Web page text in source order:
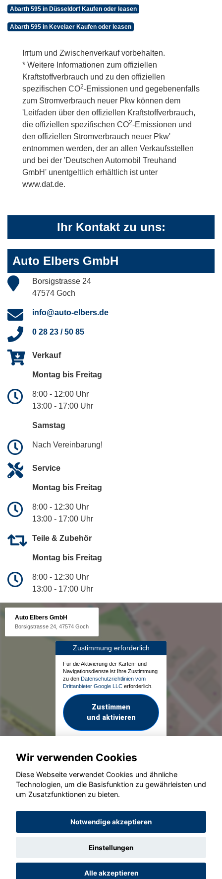
Abarth 595 in Düsseldorf Kaufen oder leasen
Abarth 595 in Kevelaer Kaufen oder leasen
Irrtum und Zwischenverkauf vorbehalten.
* Weitere Informationen zum offiziellen
Kraftstoffverbrauch und zu den offiziellen
spezifischen CO2-Emissionen und gegebenenfalls
zum Stromverbrauch neuer Pkw können dem
'Leitfaden über den offiziellen Kraftstoffverbrauch,
die offiziellen spezifischen CO2-Emissionen und
den offiziellen Stromverbrauch neuer Pkw'
entnommen werden, der an allen Verkaufsstellen
und bei der 'Deutschen Automobil Treuhand
GmbH' unentgeltlich erhältlich ist unter
www.dat.de.
Ihr Kontakt zu uns:
Auto Elbers GmbH
Borsigstrasse 24
47574 Goch
info@auto-elbers.de
0 28 23 / 50 85
Verkauf
Montag bis Freitag
8:00 - 12:00 Uhr
13:00 - 17:00 Uhr
Samstag
Nach Vereinbarung!
Service
Montag bis Freitag
8:00 - 12:30 Uhr
13:00 - 17:00 Uhr
Teile & Zubehör
Montag bis Freitag
8:00 - 12:30 Uhr
13:00 - 17:00 Uhr
Auto Elbers GmbH
Borsigstrasse 24, 47574 Goch
Zustimmung erforderlich
Für die Aktivierung der Karten- und
Navigationsdienste ist Ihre Zustimmung
zu den Datenschutzrichtlinien vom
Drittanbieter Google LLC erforderlich.
Zustimmen
und aktivieren
© konjunkturmotor.de GmbH 2020 - 2026
Wir verwenden Cookies
Diese Webseite verwendet Cookies und ähnliche
Technologien, um die Basisfunktion zu gewährleisten und
um Zusatzfunktionen zu bieten.
Notwendige akzeptieren
Einstellungen
Alle akzeptieren